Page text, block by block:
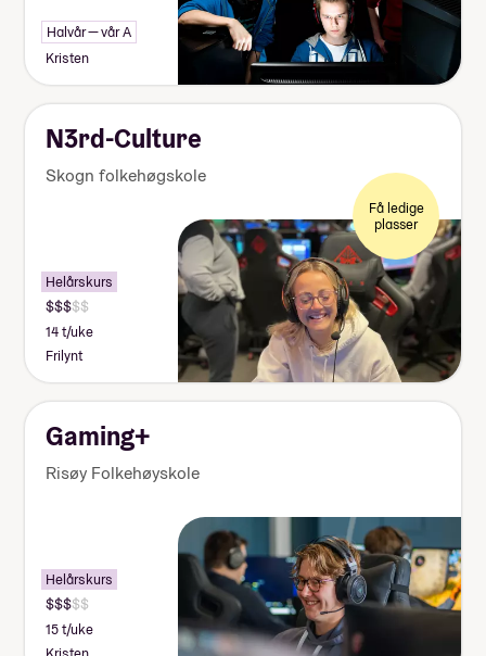
Halvår — vår A
Kristen
N3rd-Culture
Skogn folkehøgskole
Få ledige
plasser
Helårskurs
14 t/uke
Frilynt
Gaming+
Risøy Folkehøyskole
Helårskurs
15 t/uke